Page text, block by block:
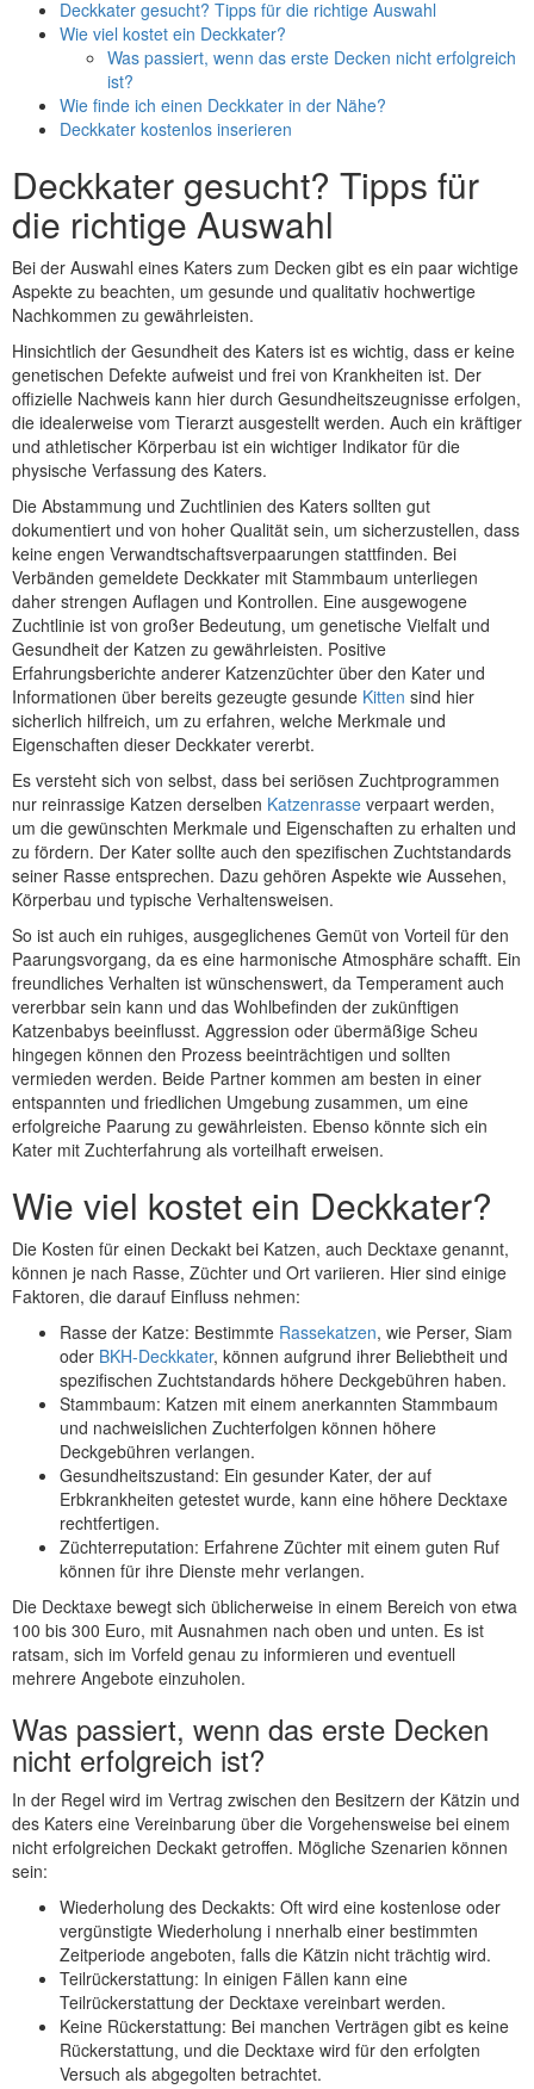
Deckkater gesucht? Tipps für die richtige Auswahl
Wie viel kostet ein Deckkater?
Was passiert, wenn das erste Decken nicht erfolgreich
ist?
Wie finde ich einen Deckkater in der Nähe?
Deckkater kostenlos inserieren
Deckkater gesucht? Tipps für
die richtige Auswahl
Bei der Auswahl eines Katers zum Decken gibt es ein paar wichtige
Aspekte zu beachten, um gesunde und qualitativ hochwertige
Nachkommen zu gewährleisten.
Hinsichtlich der Gesundheit des Katers ist es wichtig, dass er keine
genetischen Defekte aufweist und frei von Krankheiten ist. Der
offizielle Nachweis kann hier durch Gesundheitszeugnisse erfolgen,
die idealerweise vom Tierarzt ausgestellt werden. Auch ein kräftiger
und athletischer Körperbau ist ein wichtiger Indikator für die
physische Verfassung des Katers.
Die Abstammung und Zuchtlinien des Katers sollten gut
dokumentiert und von hoher Qualität sein, um sicherzustellen, dass
keine engen Verwandtschaftsverpaarungen stattfinden. Bei
Verbänden gemeldete Deckkater mit Stammbaum unterliegen
daher strengen Auflagen und Kontrollen. Eine ausgewogene
Zuchtlinie ist von großer Bedeutung, um genetische Vielfalt und
Gesundheit der Katzen zu gewährleisten. Positive
Erfahrungsberichte anderer Katzenzüchter über den Kater und
Informationen über bereits gezeugte gesunde Kitten sind hier
sicherlich hilfreich, um zu erfahren, welche Merkmale und
Eigenschaften dieser Deckkater vererbt.
Es versteht sich von selbst, dass bei seriösen Zuchtprogrammen
nur reinrassige Katzen derselben Katzenrasse verpaart werden,
um die gewünschten Merkmale und Eigenschaften zu erhalten und
zu fördern. Der Kater sollte auch den spezifischen Zuchtstandards
seiner Rasse entsprechen. Dazu gehören Aspekte wie Aussehen,
Körperbau und typische Verhaltensweisen.
So ist auch ein ruhiges, ausgeglichenes Gemüt von Vorteil für den
Paarungsvorgang, da es eine harmonische Atmosphäre schafft. Ein
freundliches Verhalten ist wünschenswert, da Temperament auch
vererbbar sein kann und das Wohlbefinden der zukünftigen
Katzenbabys beeinflusst. Aggression oder übermäßige Scheu
hingegen können den Prozess beeinträchtigen und sollten
vermieden werden. Beide Partner kommen am besten in einer
entspannten und friedlichen Umgebung zusammen, um eine
erfolgreiche Paarung zu gewährleisten. Ebenso könnte sich ein
Kater mit Zuchterfahrung als vorteilhaft erweisen.
Wie viel kostet ein Deckkater?
Die Kosten für einen Deckakt bei Katzen, auch Decktaxe genannt,
können je nach Rasse, Züchter und Ort variieren. Hier sind einige
Faktoren, die darauf Einfluss nehmen:
Rasse der Katze: Bestimmte Rassekatzen, wie Perser, Siam
oder BKH-Deckkater, können aufgrund ihrer Beliebtheit und
spezifischen Zuchtstandards höhere Deckgebühren haben.
Stammbaum: Katzen mit einem anerkannten Stammbaum
und nachweislichen Zuchterfolgen können höhere
Deckgebühren verlangen.
Gesundheitszustand: Ein gesunder Kater, der auf
Erbkrankheiten getestet wurde, kann eine höhere Decktaxe
rechtfertigen.
Züchterreputation: Erfahrene Züchter mit einem guten Ruf
können für ihre Dienste mehr verlangen.
Die Decktaxe bewegt sich üblicherweise in einem Bereich von etwa
100 bis 300 Euro, mit Ausnahmen nach oben und unten. Es ist
ratsam, sich im Vorfeld genau zu informieren und eventuell
mehrere Angebote einzuholen.
Was passiert, wenn das erste Decken
nicht erfolgreich ist?
In der Regel wird im Vertrag zwischen den Besitzern der Kätzin und
des Katers eine Vereinbarung über die Vorgehensweise bei einem
nicht erfolgreichen Deckakt getroffen. Mögliche Szenarien können
sein:
Wiederholung des Deckakts: Oft wird eine kostenlose oder
vergünstigte Wiederholung i nnerhalb einer bestimmten
Zeitperiode angeboten, falls die Kätzin nicht trächtig wird.
Teilrückerstattung: In einigen Fällen kann eine
Teilrückerstattung der Decktaxe vereinbart werden.
Keine Rückerstattung: Bei manchen Verträgen gibt es keine
Rückerstattung, und die Decktaxe wird für den erfolgten
Versuch als abgegolten betrachtet.